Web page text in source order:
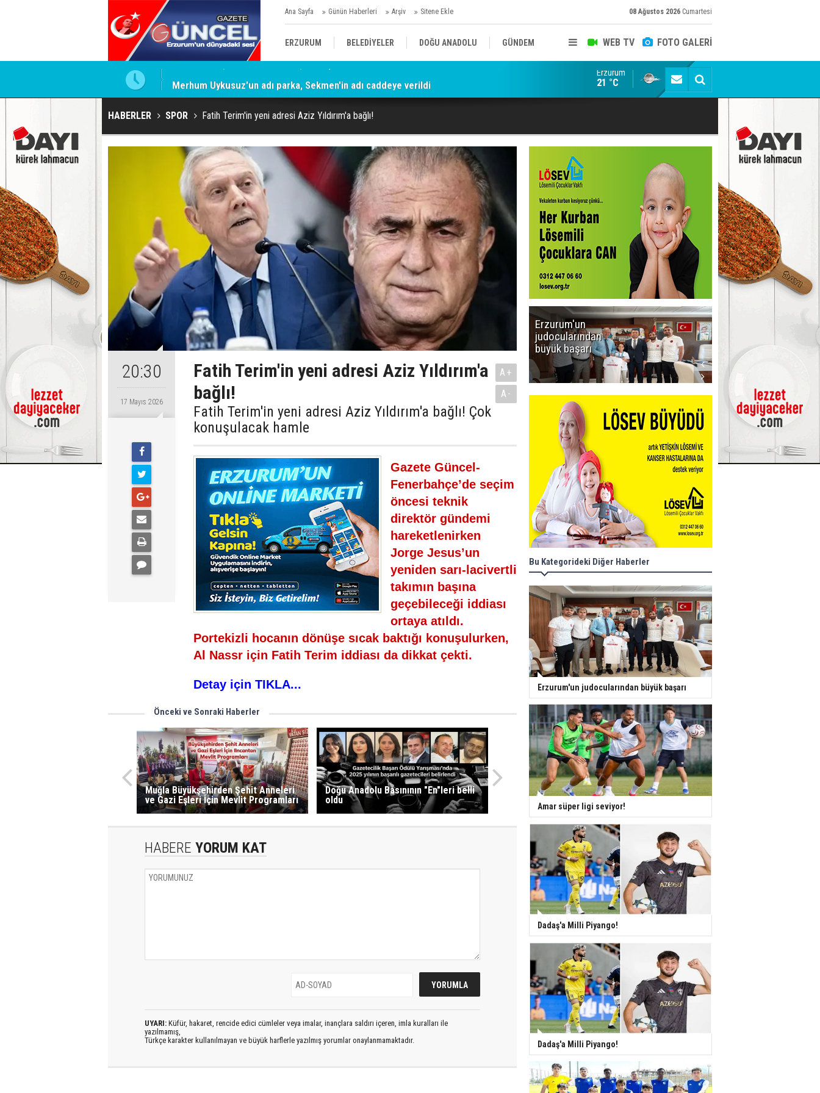
Ana Sayfa Günün Haberleri Arşiv Sitene Ekle 08 Ağustos 2026 Cumartesi
WEB TV FOTO GALERİ
ERZURUM BELEDİYELER DOĞU ANADOLU GÜNDEM
SİYASET AFAD/ SAVAŞ SPOR
KÜLTÜR/SANAT//MAĞAZİN
Merhum Uykusuz'un adı parka, Sekmen'in adı caddeye verildi Konuşanlar'a katıldı, söyledikleri başına iş açtı!
Erzurum
21 °C
HABERLER SPOR Fatih Terim'in yeni adresi Aziz Yıldırım'a bağlı!
20:30
17 Mayıs 2026
Fatih Terim'in yeni adresi Aziz Yıldırım'a
bağlı!
Fatih Terim'in yeni adresi Aziz Yıldırım'a bağlı! Çok
konuşulacak hamle
A+
A-
Gazete Güncel-
Fenerbahçe’de seçim
öncesi teknik
direktör gündemi
hareketlenirken
Jorge Jesus’un
yeniden sarı-lacivertli
takımın başına
geçebileceği iddiası
ortaya atıldı.
Portekizli hocanın dönüşe sıcak baktığı konuşulurken,
Al Nassr için Fatih Terim iddiası da dikkat çekti.
Detay için TIKLA...
Önceki ve Sonraki Haberler
Muğla Büyükşehirden Şehit Anneleri
ve Gazi Eşleri İçin Mevlit Programları
Doğu Anadolu Basınının "En"leri belli
oldu
HABERE YORUM KAT
UYARI: Küfür, hakaret, rencide edici cümleler veya imalar, inançlara saldırı içeren, imla kuralları ile
yazılmamış,
Türkçe karakter kullanılmayan ve büyük harflerle yazılmış yorumlar onaylanmamaktadır.
Erzurum'un
judocularından
büyük başarı
Bu Kategorideki Diğer Haberler
Erzurum'un judocularından büyük başarı
Amar süper ligi seviyor!
Dadaş'a Milli Piyango!
Dadaş'a Milli Piyango!